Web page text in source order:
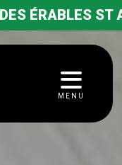
ALPHONSE
MENU